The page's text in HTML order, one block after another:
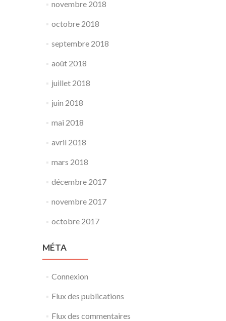
novembre 2018
octobre 2018
septembre 2018
août 2018
juillet 2018
juin 2018
mai 2018
avril 2018
mars 2018
décembre 2017
novembre 2017
octobre 2017
MÉTA
Connexion
Flux des publications
Flux des commentaires